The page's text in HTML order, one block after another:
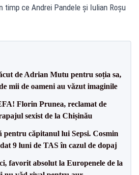
timp ce Andrei Pandele și Iulian Roșu
de Adrian Mutu pentru soția sa,
mii de oameni au văzut imaginile
Florin Prunea, reclamat de
sexist de la Chișinău
căpitanul lui Sepsi. Cosmin
9 luni de TAS în cazul de dopaj
favorit absolut la Europenele de la